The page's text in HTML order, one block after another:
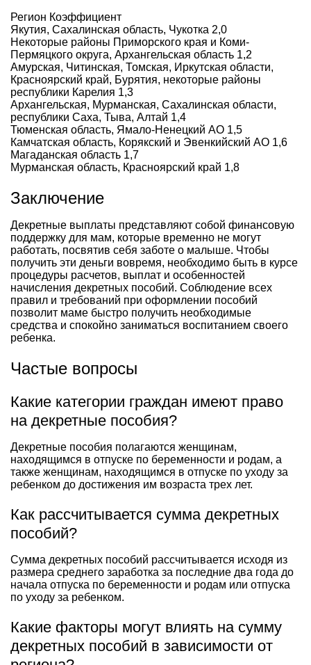
Регион Коэффициент
Якутия, Сахалинская область, Чукотка 2,0
Некоторые районы Приморского края и Коми-
Пермяцкого округа, Архангельская область 1,2
Амурская, Читинская, Томская, Иркутская области,
Красноярский край, Бурятия, некоторые районы
республики Карелия 1,3
Архангельская, Мурманская, Сахалинская области,
республики Саха, Тыва, Алтай 1,4
Тюменская область, Ямало-Ненецкий АО 1,5
Камчатская область, Корякский и Эвенкийский АО 1,6
Магаданская область 1,7
Мурманская область, Красноярский край 1,8
Заключение
Декретные выплаты представляют собой финансовую
поддержку для мам, которые временно не могут
работать, посвятив себя заботе о малыше. Чтобы
получить эти деньги вовремя, необходимо быть в курсе
процедуры расчетов, выплат и особенностей
начисления декретных пособий. Соблюдение всех
правил и требований при оформлении пособий
позволит маме быстро получить необходимые
средства и спокойно заниматься воспитанием своего
ребенка.
Частые вопросы
Какие категории граждан имеют право
на декретные пособия?
Декретные пособия полагаются женщинам,
находящимся в отпуске по беременности и родам, а
также женщинам, находящимся в отпуске по уходу за
ребенком до достижения им возраста трех лет.
Как рассчитывается сумма декретных
пособий?
Сумма декретных пособий рассчитывается исходя из
размера среднего заработка за последние два года до
начала отпуска по беременности и родам или отпуска
по уходу за ребенком.
Какие факторы могут влиять на сумму
декретных пособий в зависимости от